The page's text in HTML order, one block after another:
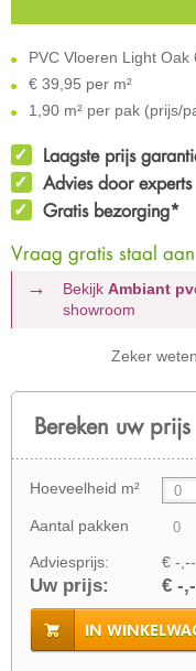
PVC Vloeren Light Oak
€ 39,95 per m²
1,90 m² per pak (prijs/
Laagste prijs
Advies door experts
Gratis bezorging*
Vraag gratis staal aan
Bekijk Ambiant
showroom
Zeker
Bereken uw prijs
Hoeveelheid m²
Aantal pakken
Adviesprijs: € -,--
Uw prijs: € -
IN